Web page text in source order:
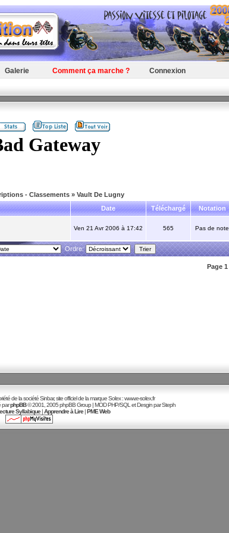
Galerie Comment ça marche ? Connexion
- Classements» Vault De Lugny
Date Téléchargé Notation
Ven 21 Avr 2006 à 17:42 565 Pas de note
Ordre:
Page 1
de la société Sinbar, site officiel de la marque Solex : www.e-solex.fr
parphpBB© 2001, 2005 phpBB Group | MOD PHP/SQL et Desgin par Steph
Syllabique|Apprendre à Lire|PME Web